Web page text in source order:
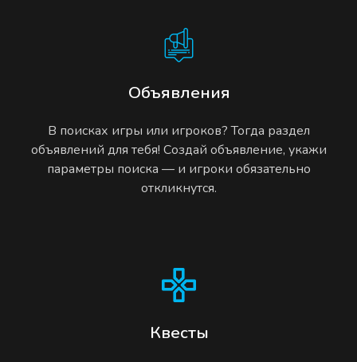
Объявления
В поисках игры или игроков? Тогда раздел
объявлений для тебя! Создай объявление, укажи
параметры поиска — и игроки обязательно
откликнутся.
Квесты